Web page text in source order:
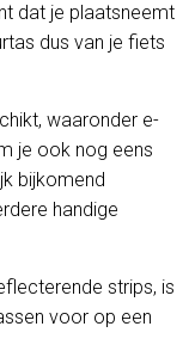
dat je plaatsneemt
dus van je fiets
waaronder e-
je ook nog eens
bijkomend
handige
strips, is
voor op een